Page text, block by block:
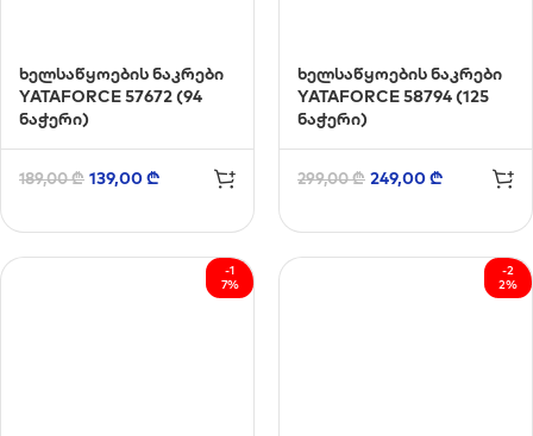
ხელსაწყოების ნაკრები
YATAFORCE 57672 (94
ნაჭერი)
189,00₾ 139,00₾
ხელსაწყოების ნაკრები
YATAFORCE 58794 (125
ნაჭერი)
299,00₾ 249,00₾
-1
7%
-2
2%